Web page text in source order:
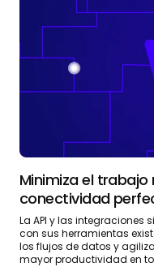
Minimiza el
conectividad
La API y las integraciones
con sus herramientas
los flujos de datos y
mayor productividad en